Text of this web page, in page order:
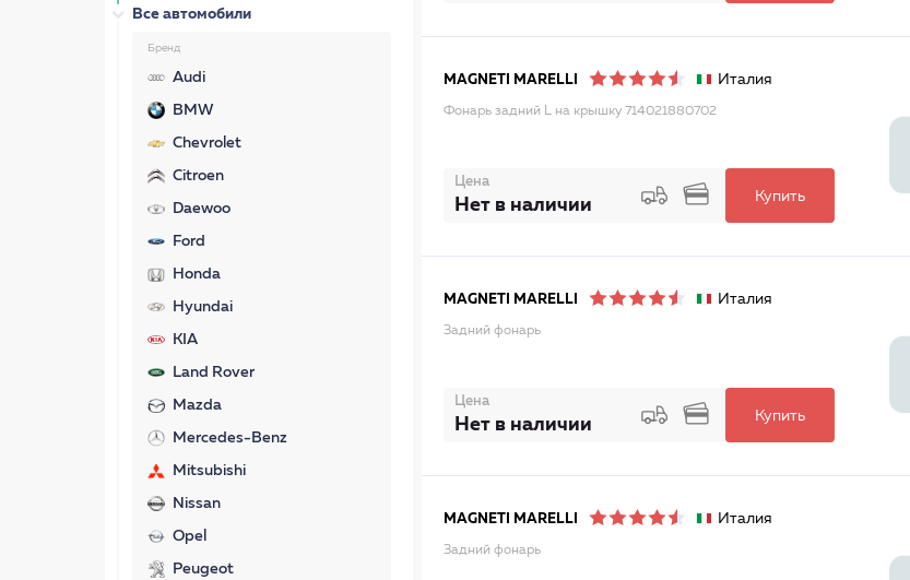
Все автомобили
Бренд
Audi
BMW
Chevrolet
Citroen
Daewoo
Ford
Honda
Hyundai
KIA
Land Rover
Mazda
Mercedes-Benz
Mitsubishi
Nissan
Opel
Peugeot
MAGNETI MARELLI Италия
Фонарь задний L на крышку 714021880702
Цена
Нет в наличии Купить
MAGNETI MARELLI Италия
Задний фонарь
Цена
Нет в наличии Купить
MAGNETI MARELLI Италия
Задний фонарь